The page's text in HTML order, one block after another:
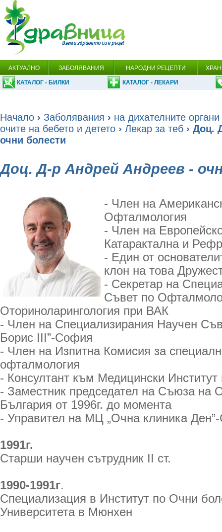
АКТУАЛНО ЗАБОЛЯВАНИЯ НАРОДНИ РЕЦЕПТИ
КАТАЛОГ - БИЛКИ КАТАЛОГ - ЛЕКАРИ
Начало › Заболявания › на дихателните
очите на бебето и детето › Лекар за теб › Доц.
очни болести
Доц. Д-р Андрей Андреев -
- Член на
Офталмология
- Член на
Катарактална и
- Един от
клон на това
- Секретар на
Съвет по
Оториноларингология при ВАК
- Член на Специализирания Научен
Борис III”-София
- Член на Изпитна Комисия за
офталмология
- Консултант към Медицински
- Заместник председател на Съюза на
България oт 1996г. до момента
- Управител на МЦ „Очна клиника
1991г.
Старши научен сътрудник II ст.
1990-1991г.
Специализация в Институт по Очни
Университета в Мюнхен